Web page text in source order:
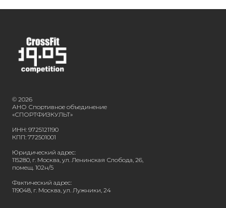
© 2026
АНО Спортивное объединение
«СПОРТФИЗКУЛЬТ»
ИНН: 9725121190
КПП: 772501001
Юридический адрес:
115280, г. Москва, ул. Ленинская Слобода, 26,
помещ. 102н/5
Фактический адрес:
119048, г. Москва, ул. Лужники, 24